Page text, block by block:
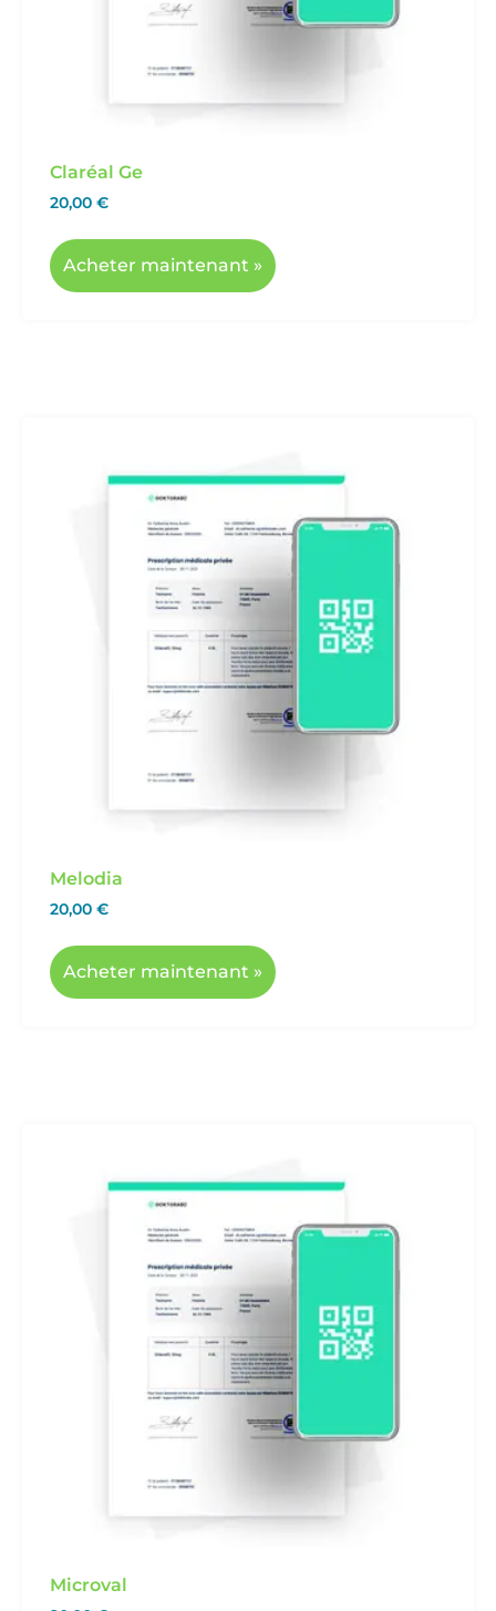
Claréal Ge
20,00 €
Acheter maintenant »
Melodia
20,00 €
Acheter maintenant »
Microval